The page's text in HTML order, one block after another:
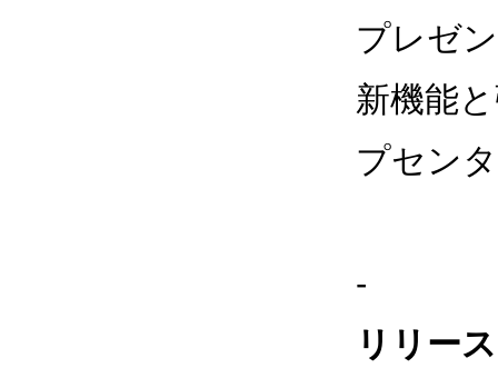
プレゼ
新機能
プセン
-
リリー